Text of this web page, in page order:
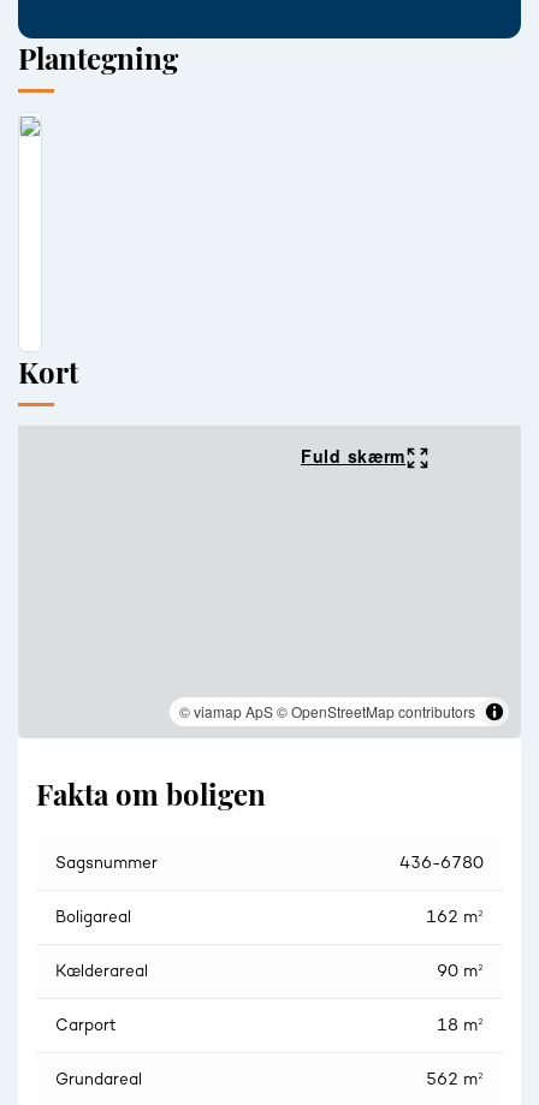
Plantegning
Kort
Fuld skærm
© viamap ApS© OpenStreetMap contributors
Fakta om boligen
Sagsnummer 436-6780
Boligareal 162 m²
Kælderareal 90 m²
Carport 18 m²
Grundareal 562 m²